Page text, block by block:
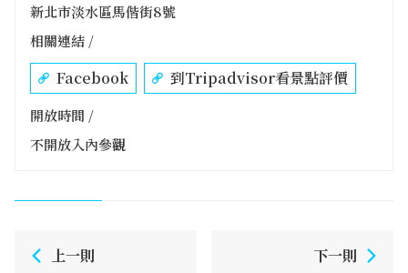
新北市淡水區馬偕街8號
相關連結 /
Facebook 到Tripadvisor看景點評價
開放時間 /
不開放入內參觀
上一則 下一則